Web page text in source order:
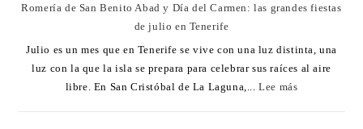
Romería de San Benito Abad y Día del Carmen: las grandes fiestas
de julio en Tenerife
Julio es un mes que en Tenerife se vive con una luz distinta, una
luz con la que la isla se prepara para celebrar sus raíces al aire
libre. En San Cristóbal de La Laguna,...Lee más